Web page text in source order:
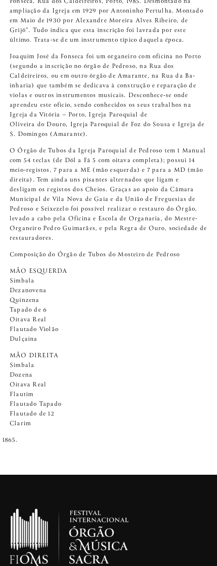
ampliação da Igreja em 1929 por Antoninho Pertulha. Montado
em Maio de 1930 por Alexandre Moreira Alves Ribeiro, de
Grijó”. Tudo indica que esta inscrição foi lavrada por este
último. Trata-se de um instrumento típico daquela época.
Joaquim José da Fonseca foi um organeiro com oficina no Porto
(segundo a inscrição no órgão de Pedroso, na Rua dos
Caldeireiros, ou em outro órgão de Amarante, na Rua da Ba-
inharia) que também se dedicava à construção e reparação de
violas e outros instrumentos musicais. Desconhece-se onde
aprendeu este oficio, sendo conhecidos os seus trabalhos na
Igreja da Vitória – Porto, Igreja Paroquial de
Oliveira do Douro, Igreja Paroquial de Foz do Sousa e Igreja de
S. Domingos (Amarante).
O Órgão de Tubos da Igreja Paroquial de Pedroso tem 1 Manual
com 54 teclas (de Dól a Fá 5 com oitava completa); possui 14
meio-registos, 7 para a ME (mão esquerda) e 7 para a MD (mão
direita). Tem ainda uns pisantes alternados que ligam e
desligam os registos dos Cheios. Graças ao apoio da Câmara
Municipal de Vila Nova de Gaia e da União de Freguesias de
Pedroso e Seixezelo foi possível realizar o restauro do Órgão,
levado a cabo pela Oficina e Escola de Organaria, do Mestre-
Organeiro Pedro Guimarães, e pela Regra de Ouro, sociedade de
restauradores.
Composição do Órgão de Tubos do Mosteiro de Pedroso
MÃO ESQUERDA
Simbala
Dezanovena
Quinzena
Tapado de 6
Oitava Real
Flautado Violão
Dulçaina
MÃO DIREITA
Simbala
Dozena
Oitava Real
Flautim
Flautado Tapado
Flautado de 12
Clarim